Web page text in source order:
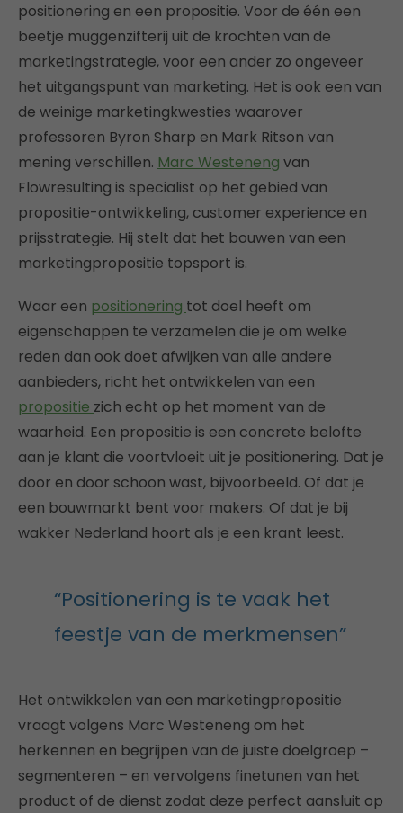
positionering en een propositie. Voor de één een
beetje muggenzifterij uit de krochten van de
marketingstrategie, voor een ander zo ongeveer
het uitgangspunt van marketing. Het is ook een van
de weinige marketingkwesties waarover
professoren Byron Sharp en Mark Ritson van
mening verschillen. Marc Westeneng van
Flowresulting is specialist op het gebied van
propositie-ontwikkeling, customer experience en
prijsstrategie. Hij stelt dat het bouwen van een
marketingpropositie topsport is.
Waar een positionering tot doel heeft om
eigenschappen te verzamelen die je om welke
reden dan ook doet afwijken van alle andere
aanbieders, richt het ontwikkelen van een
propositie zich echt op het moment van de
waarheid. Een propositie is een concrete belofte
aan je klant die voortvloeit uit je positionering. Dat je
door en door schoon wast, bijvoorbeeld. Of dat je
een bouwmarkt bent voor makers. Of dat je bij
wakker Nederland hoort als je een krant leest.
“Positionering is te vaak het
feestje van de merkmensen”
Het ontwikkelen van een marketingpropositie
vraagt volgens Marc Westeneng om het
herkennen en begrijpen van de juiste doelgroep –
segmenteren – en vervolgens finetunen van het
product of de dienst zodat deze perfect aansluit op